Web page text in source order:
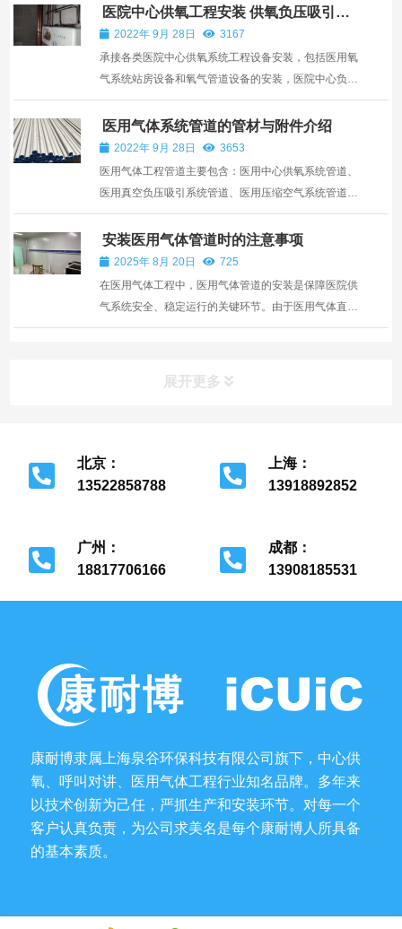
于氧气的压力检测也尤为重要。 对于氧气压力的检测我
们需要用到区域气体压力监测报警器，其可监测气体点
数为1~...
医院中心供氧工程安装 供氧负压吸引系
统设备厂家
2022年 9月 28日
3167
承接各类医院中心供氧系统工程设备安装，包括医用氧
气系统站房设备和氧气管道设备的安装，医院中心负压
吸引系统与医用压缩空气系统的站房和管道设备工程安
装，病房床头医用设备带和吸氧装置，护士站与病房呼
叫对讲系统设备，诊室排队叫号系统等。手术室和ICU
负压病房...
医用气体系统管道的管材与附件介绍
2022年 9月 28日
3653
医用气体工程管道主要包含：医用中心供氧系统管道、
医用真空负压吸引系统管道、医用压缩空气系统管道、
医用二氧化碳系统管道、医用笑气系统管道、医用混合
气体系统管道、医用废气排放系统管道。除设计真空压
力低于27kPa的真空管道外，医用气体管道的管材均应
采用无缝...
安装医用气体管道时的注意事项
2025年 8月 20日
725
在医用气体工程中，医用气体管道的安装是保障医院供
气系统安全、稳定运行的关键环节。由于医用气体直接
用于患者治疗和手术支持，其输送系统的可靠性至关重
展开更多
北京：
13522858788
上海：
13918892852
广州：
18817706166
成都：
13908185531
康耐博隶属上海泉谷环保科技有限公司旗下，中心供
氧、呼叫对讲、医用气体工程行业知名品牌。多年来
以技术创新为己任，严抓生产和安装环节。对每一个
客户认真负责，为公司求美名是每个康耐博人所具备
的基本素质。